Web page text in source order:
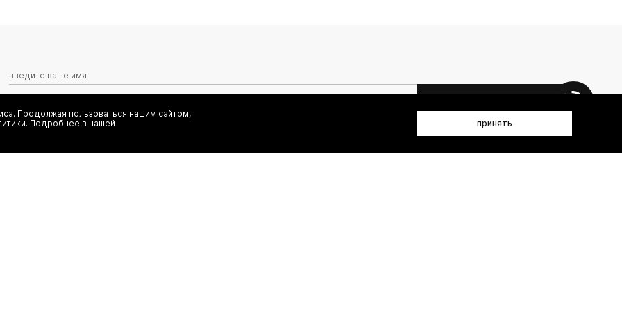
Я даю согласие на сбор, обработку и хранение моих персональных данных (имя, email, телефон) для получения рекламных и
Политикой конфиденциальности
Продолжая пользоваться нашим сайтом,
Подробнее в нашей
принять